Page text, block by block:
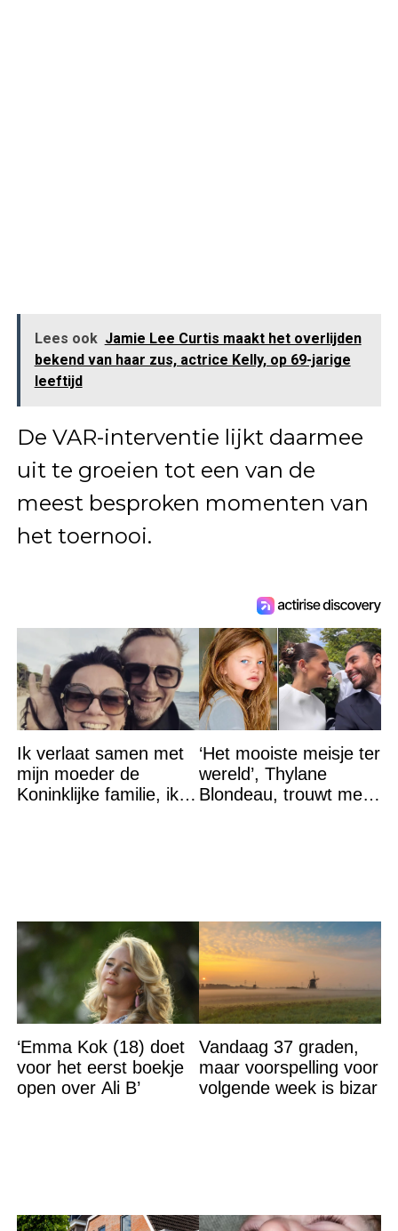
Lees ook Jamie Lee Curtis maakt het overlijden
bekend van haar zus, actrice Kelly, op 69-jarige
leeftijd
De VAR-interventie lijkt daarmee
uit te groeien tot een van de
meest besproken momenten van
het toernooi.
Ik verlaat samen met
mijn moeder de
Koninklijke familie, ik
‘Het mooiste meisje ter
wereld’, Thylane
Blondeau, trouwt met
‘Emma Kok (18) doet
voor het eerst boekje
open over Ali B’
Vandaag 37 graden,
maar voorspelling voor
volgende week is bizar